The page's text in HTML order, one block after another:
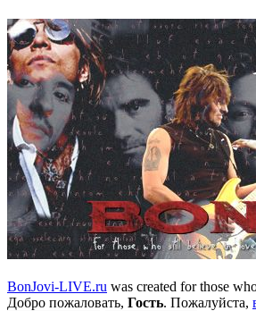
BonJovi-LIVE.ru was created for those
Добро пожаловать, Гость. Пожалуйста,